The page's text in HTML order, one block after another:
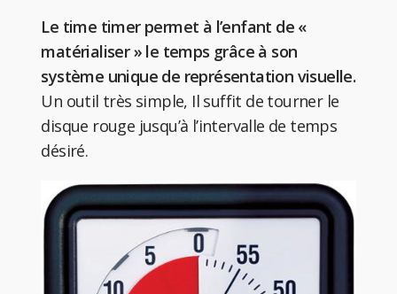
Le time timer permet à l’enfant de «
matérialiser » le temps grâce à son
système unique de représentation visuelle.
Un outil très simple, Il suffit de tourner le
disque rouge jusqu’à l’intervalle de temps
désiré.